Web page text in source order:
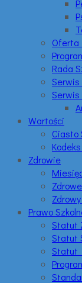
Oferta
Rada
Serwis
Wartości
Ciasto
Zdrowie
Prawo
Statut
Statut
Statut